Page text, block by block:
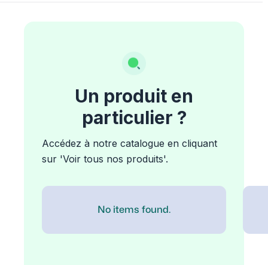
Un produit en
particulier ?
Accédez à notre catalogue en cliquant
sur 'Voir tous nos produits'.
No items found.